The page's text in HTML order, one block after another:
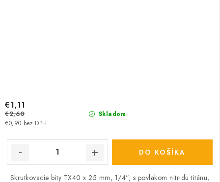
Skladom
€0,90 bez DPH
€1,11
€2,60
DO KOŠÍKA
Skrutkovacie bity TX40 x 25 mm, 1/4", s povlakom nitridu titánu,